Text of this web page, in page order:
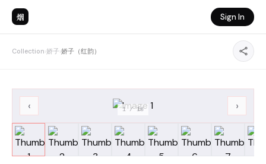
烟 Sign In
Collection›娇子›娇子（红韵）
‹ ›
1 /18